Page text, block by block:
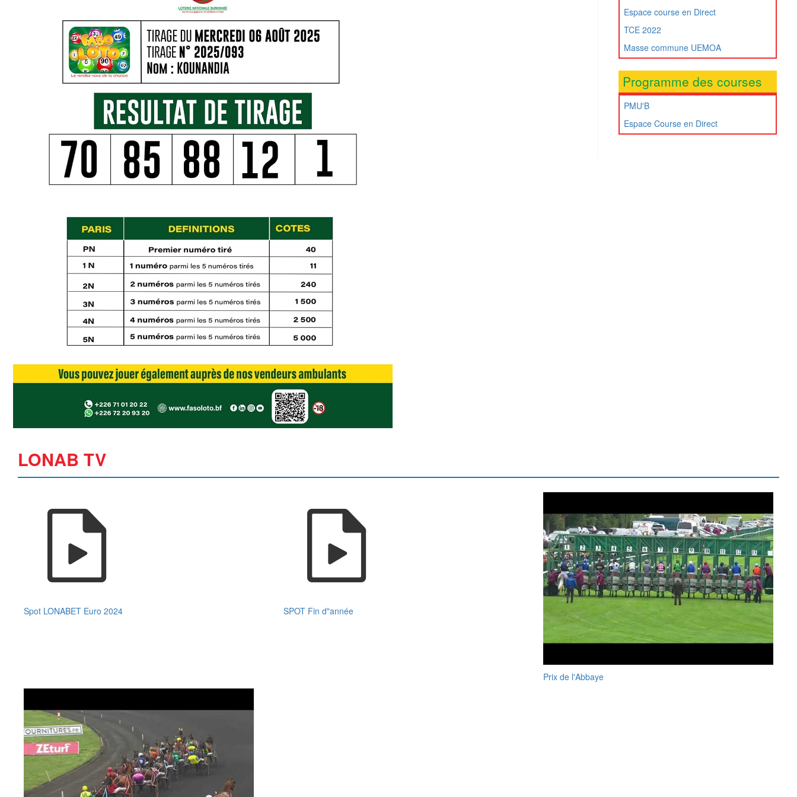
Espace course en Direct
TCE 2022
Masse commune UEMOA
Programme des courses
PMU'B
Espace Course en Direct
LONAB TV
Spot LONABET Euro 2024 SPOT Fin d"année
Prix de l'Abbaye